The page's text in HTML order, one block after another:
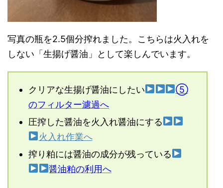
写真の瓶を2.5個分搾れました。こちらは火入れを
しない「生揚げ醤油」として楽しんでいます。
クリアな生揚げ醤油にしたい
⑤
のフィルター濾過へ
圧搾した醤油を火入れ醤油にする
火入れ作業へ
搾り粕には醤油の成分が残っている
醤油粕の利用へ